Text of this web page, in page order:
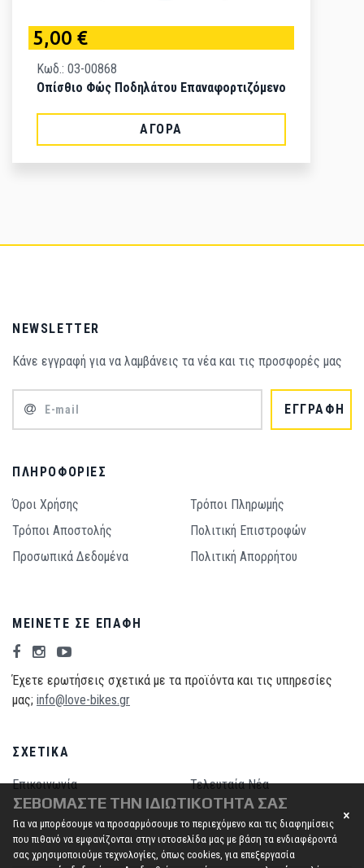
5,00 €
Κωδ.: 03-00868
Οπίσθιο Φώς Ποδηλάτου Επαναφορτιζόμενο
ΑΓΟΡΆ
NEWSLETTER
Κάνε εγγραφή για να λαμβάνεις τα νέα και τις προσφορές μας
ΕΓΓΡΑΦΗ
ΠΛΗΡΟΦΟΡΊΕΣ
Όροι Χρήσης
Τρόποι Πληρωμής
Τρόποι Aποστολής
Πολιτική Επιστροφών
Προσωπικά Δεδομένα
Πολιτική Απορρήτου
ΜΕΊΝΕΤΕ ΣΕ ΕΠΑΦΉ
Έχετε ερωτήσεις σχετικά με τα προϊόντα και τις υπηρεσίες
μας; info@love-bikes.gr
ΣΧΕΤΙΚΆ
Επικοινωνία Τελευταία Νέα
ΣΕΒΌΜΑΣΤΕ ΤΗΝ ΙΔΙΩΤΙΚΌΤΗΤΆ ΣΑΣ
Για να μπορέσουμε να προσαρμόσουμε το περιεχόμενο και τις διαφημίσεις
που πιθανό να εμφανίζονται στην ιστοσελίδα μας με βάση τα ενδιαφέροντά
σας χρησιμοποιούμε τεχνολογίες, όπως cookies, για επεξεργασία